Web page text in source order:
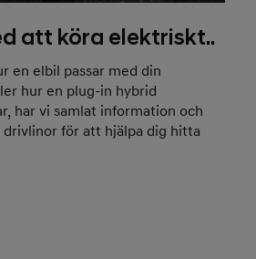
att köra elektriskt..
en elbil passar med din
hur en plug-in hybrid
har vi samlat information och
drivlinor för att hjälpa dig hitta